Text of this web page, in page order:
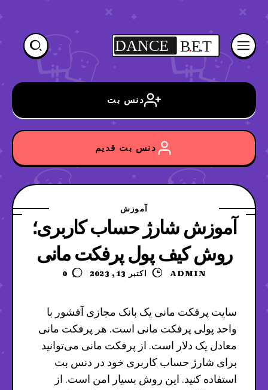
DANCE B.E.T
دنس بت
دنس بت قدیم
آموزش
آموزش شارژ حساب کاربری؛
روش کیف پول پرفکت مانی
ADMIN اکتبر 13, 2023 0
سایت پرفکت مانی یک بانک مجازی آفشور با
واحد پولی پرفکت مانی است. هر پرفکت مانی
معادل یک دلار است. از پرفکت مانی می‌توانید
برای شارژ حساب کاربری خود در دنس بت
استفاده کنید. این روش بسیار امن است. از